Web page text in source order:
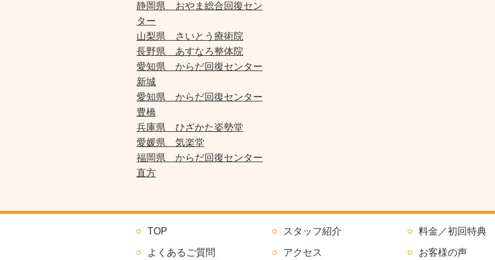
静岡県 おやま総合回復セン
ター
山梨県 さいとう療術院
長野県 あすなろ整体院
愛知県 からだ回復センター
新城
愛知県 からだ回復センター
豊橋
兵庫県 ひざかた姿勢堂
愛媛県 気楽堂
福岡県 からだ回復センター
直方
TOP スタッフ紹介 料金／初回特典
よくあるご質問 アクセス お客様の声